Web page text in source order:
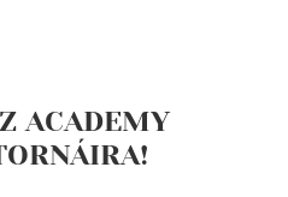
ACADEMY